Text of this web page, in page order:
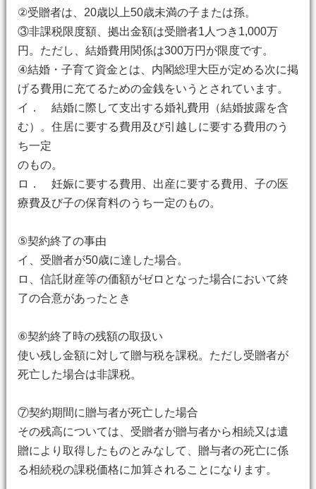
②受贈者は、20歳以上50歳未満の子または孫。
③非課税限度額、拠出金額は受贈者1人つき1,000万
円。ただし、結婚費用関係は300万円が限度です。
④結婚・子育て資金とは、内閣総理大臣が定める次に掲
げる費用に充てるための金銭をいうとされています。
イ． 結婚に際して支出する婚礼費用（結婚披露を含
む）。住居に要する費用及び引越しに要する費用のう
ち一定
のもの。
ロ． 妊娠に要する費用、出産に要する費用、子の医
療費及び子の保育料のうち一定のもの。
⑤契約終了の事由
イ、受贈者が50歳に達した場合。
ロ、信託財産等の価額がゼロとなった場合において終
了の合意があったとき
⑥契約終了時の残額の取扱い
使い残し金額に対して贈与税を課税。ただし受贈者が
死亡した場合は非課税。
⑦契約期間に贈与者が死亡した場合
その残高については、受贈者が贈与者から相続又は遺
贈により取得したものとみなして、贈与者の死亡に係
る相続税の課税価格に加算されることになります。